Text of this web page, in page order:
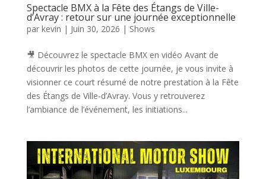
Spectacle BMX à la Fête des Étangs de Ville-
d’Avray : retour sur une journée exceptionnelle
par kevin | Juin 30, 2026 | Shows
🎥 Découvrez le spectacle BMX en vidéo Avant de
découvrir les photos de cette journée, je vous invite à
visionner ce court résumé de notre prestation à la Fête
des Étangs de Ville-d’Avray. Vous y retrouverez
l’ambiance de l’événement, les initiations...